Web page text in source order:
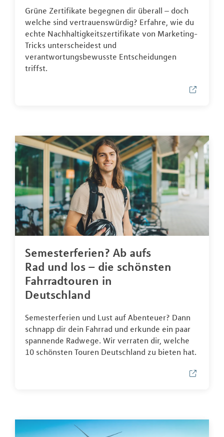
Grüne Zertifikate begegnen dir überall – doch
welche sind vertrauenswürdig? Erfahre, wie du
echte Nachhaltigkeitszertifikate von Marketing-
Tricks unterscheidest und
verantwortungsbewusste Entscheidungen
triffst.
Semesterferien? Ab aufs
Rad und los – die schönsten
Fahrradtouren in
Deutschland
Semesterferien und Lust auf Abenteuer? Dann
schnapp dir dein Fahrrad und erkunde ein paar
spannende Radwege. Wir verraten dir, welche
10 schönsten Touren Deutschland zu bieten hat.